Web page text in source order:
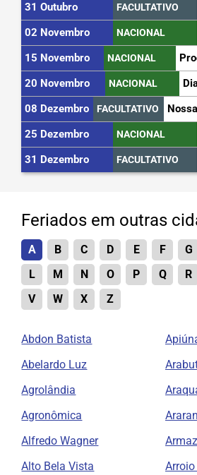
31 Outubro
FACULTATIVO
02 Novembro
NACIONAL
15 Novembro
NACIONAL
20 Novembro
NACIONAL
08 Dezembro
FACULTATIVO
25 Dezembro
NACIONAL
31 Dezembro
FACULTATIVO
Feriados em outras
A B C D E F G
L
M N O P Q R
V
W X Z
Abdon Batista
Abelardo Luz
Agrolândia
Agronômica
Alfredo Wagner
Alto Bela Vista